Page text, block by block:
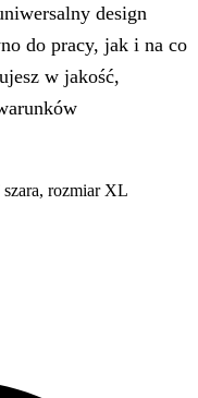
design
do pracy, jak i na co
w jakość,
rozmiar XL